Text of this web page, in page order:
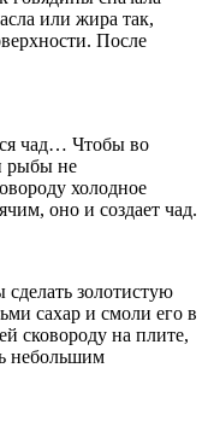
или жира так,
После
чад… Чтобы во
рыбы не
холодное
оно и создает чад.
золотистую
сахар и смоли его в
сковороду на плите,
небольшим